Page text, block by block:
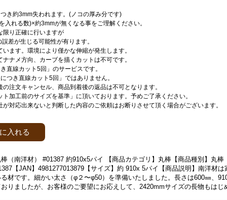
き約3mm失われます。(ノコの厚み分です)
入れる数)×約3mmが無くなる事をご理解ください。
限り正確に行いますが
差が生じる可能性が有ります。
います。環境により僅かな伸縮が発生します。
ナナメ方向、カーブを描くカットは不可です。
直線カット5回」のサービスです。
つき直線カット5回」ではありません。
の注文キャンセル、商品到着後の返品は不可となります。
ト加工前のサイズを基準」に頂いております。予めご了承ください。
が対応出来ないと判断した内容のご依頼はお断りさせて頂く場合がございます。
入れる
（南洋材） #01387 約910x5パイ 【商品カテゴリ】丸棒【商品種別】丸棒
【JAN】4981277013879【サイズ】約 910x 5パイ【商品説明】南洋材は
材です。細かい太さ（φ２〜φ50）を準備いたしました。長さは600㎜、
りましたが、お客様のご要望にお応えして、2420mmサイズの長物もはじ